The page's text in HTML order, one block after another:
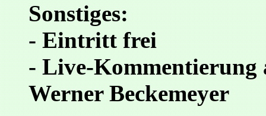
Sonstiges:
- Eintritt frei
- Live-Kommentierung
Werner Beckemeyer